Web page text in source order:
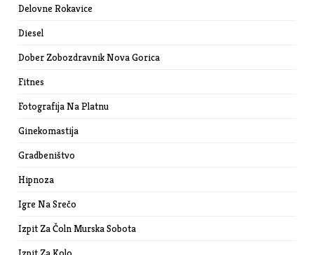
Delovne Rokavice
Diesel
Dober Zobozdravnik Nova Gorica
Fitnes
Fotografija Na Platnu
Ginekomastija
Gradbeništvo
Hipnoza
Igre Na Srečo
Izpit Za Čoln Murska Sobota